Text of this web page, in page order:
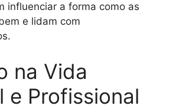
influenciar a forma como as
e lidam com
na Vida
e Profissional